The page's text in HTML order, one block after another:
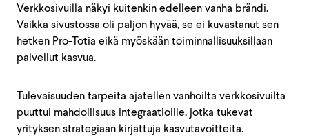
Verkkosivuilla näkyi kuitenkin edelleen vanha brändi.
Vaikka sivustossa oli paljon hyvää, se ei kuvastanut sen
hetken Pro-Totia eikä myöskään toiminnallisuuksillaan
palvellut kasvua.
Tulevaisuuden tarpeita ajatellen vanhoilta verkkosivuilta
puuttui mahdollisuus integraatioille, jotka tukevat
yrityksen strategiaan kirjattuja kasvutavoitteita.